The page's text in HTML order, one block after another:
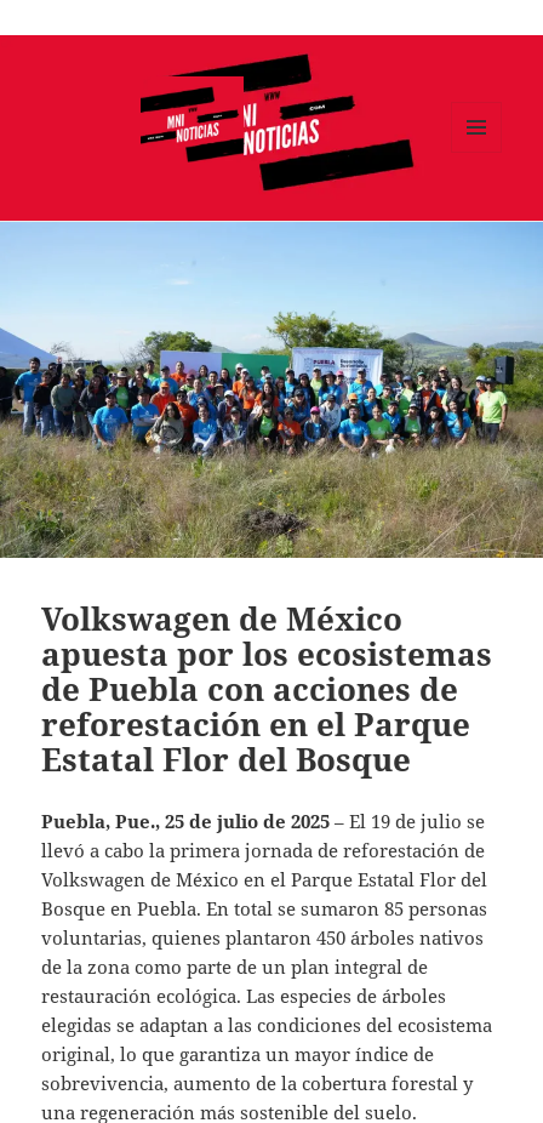
Ir
Volkswagen de México
apuesta por los ecosistemas
de Puebla con acciones de
reforestación en el Parque
Estatal Flor del Bosque
Puebla, Pue., 25 de julio de 2025 – El 19 de julio se
llevó a cabo la primera jornada de reforestación de
Volkswagen de México en el Parque Estatal Flor del
Bosque en Puebla. En total se sumaron 85 personas
voluntarias, quienes plantaron 450 árboles nativos
de la zona como parte de un plan integral de
restauración ecológica. Las especies de árboles
elegidas se adaptan a las condiciones del ecosistema
original, lo que garantiza un mayor índice de
sobrevivencia, aumento de la cobertura forestal y
una regeneración más sostenible del suelo.